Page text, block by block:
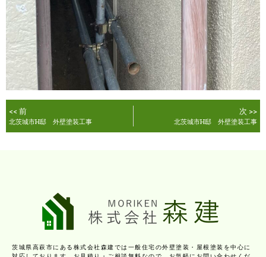
<< 前
北茨城市H邸 外壁塗装工事
次 >>
北茨城市H邸 外壁塗装工事
茨城県高萩市にある株式会社森建では一般住宅の外壁塗装・屋根塗装を中心に